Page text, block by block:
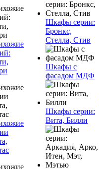
Шкафы серии:
Бронкс,
Стелла, Стив
Шкафы с
фасадом МДФ
Шкафы серии:
Вита, Билли